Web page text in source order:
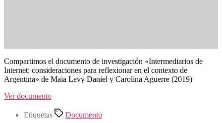
Compartimos el documento de investigación «Intermediarios de
Internet: consideraciones para reflexionar en el contexto de
Argentina» de Maia Levy Daniel y Carolina Aguerre (2019)
Ver documento
Etiquetas Documento